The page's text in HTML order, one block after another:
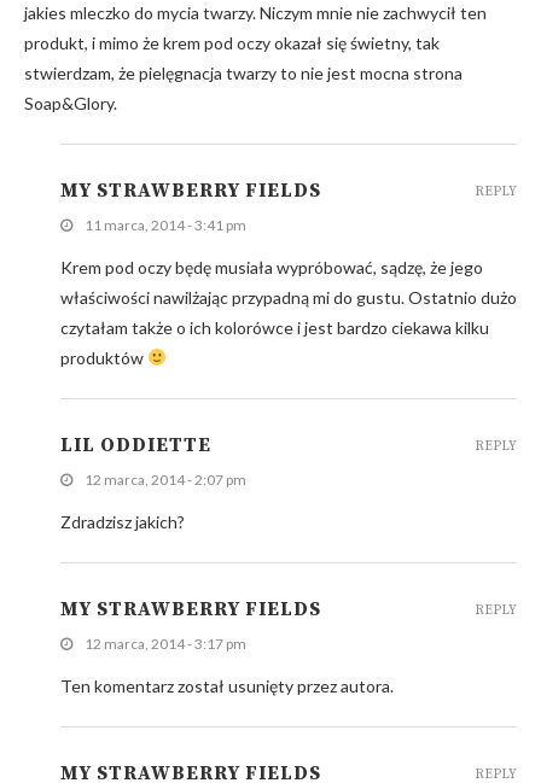
jakies mleczko do mycia twarzy. Niczym mnie nie zachwycił ten
produkt, i mimo że krem pod oczy okazał się świetny, tak
stwierdzam, że pielęgnacja twarzy to nie jest mocna strona
Soap&Glory.
MY STRAWBERRY FIELDS
11 marca, 2014 - 3:41 pm
Krem pod oczy będę musiała wypróbować, sądzę, że jego
właściwości nawilżając przypadną mi do gustu. Ostatnio dużo
czytałam także o ich kolorówce i jest bardzo ciekawa kilku
produktów
REPLY
LIL ODDIETTE
12 marca, 2014 - 2:07 pm
Zdradzisz jakich?
REPLY
MY STRAWBERRY FIELDS
12 marca, 2014 - 3:17 pm
Ten komentarz został usunięty przez autora.
REPLY
MY STRAWBERRY FIELDS REPLY